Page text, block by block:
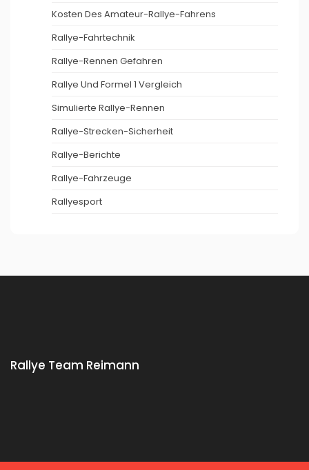
Kosten Des Amateur-Rallye-Fahrens
Rallye-Fahrtechnik
Rallye-Rennen Gefahren
Rallye Und Formel 1 Vergleich
Simulierte Rallye-Rennen
Rallye-Strecken-Sicherheit
Rallye-Berichte
Rallye-Fahrzeuge
Rallyesport
Rallye Team Reimann